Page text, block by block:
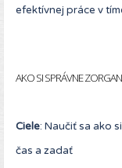
efektívnej práce v
AKO SI SPRÁVNE
Ciele: Naučiť sa ako
čas a zadať